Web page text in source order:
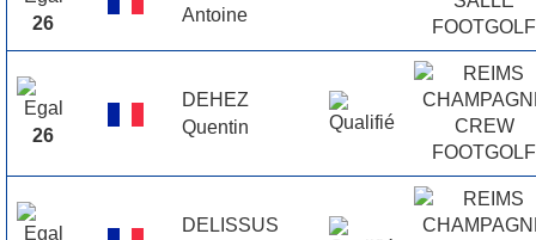
26 Antoine
26
DEHEZ
Quentin
DELISSUS